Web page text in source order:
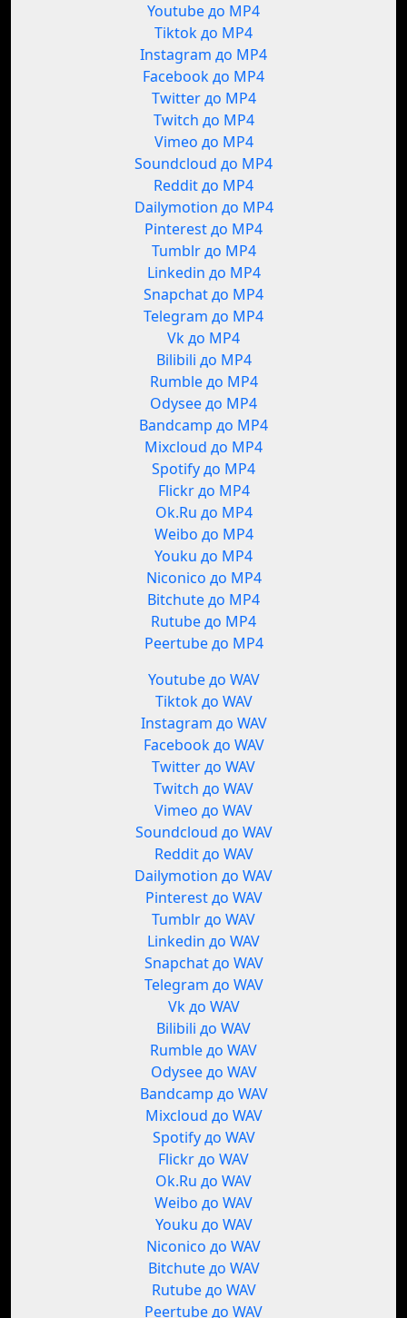
Youtube до MP4
Tiktok до MP4
Instagram до MP4
Facebook до MP4
Twitter до MP4
Twitch до MP4
Vimeo до MP4
Soundcloud до MP4
Reddit до MP4
Dailymotion до MP4
Pinterest до MP4
Tumblr до MP4
Linkedin до MP4
Snapchat до MP4
Telegram до MP4
Vk до MP4
Bilibili до MP4
Rumble до MP4
Odysee до MP4
Bandcamp до MP4
Mixcloud до MP4
Spotify до MP4
Flickr до MP4
Ok.Ru до MP4
Weibo до MP4
Youku до MP4
Niconico до MP4
Bitchute до MP4
Rutube до MP4
Peertube до MP4
Youtube до WAV
Tiktok до WAV
Instagram до WAV
Facebook до WAV
Twitter до WAV
Twitch до WAV
Vimeo до WAV
Soundcloud до WAV
Reddit до WAV
Dailymotion до WAV
Pinterest до WAV
Tumblr до WAV
Linkedin до WAV
Snapchat до WAV
Telegram до WAV
Vk до WAV
Bilibili до WAV
Rumble до WAV
Odysee до WAV
Bandcamp до WAV
Mixcloud до WAV
Spotify до WAV
Flickr до WAV
Ok.Ru до WAV
Weibo до WAV
Youku до WAV
Niconico до WAV
Bitchute до WAV
Rutube до WAV
Peertube до WAV